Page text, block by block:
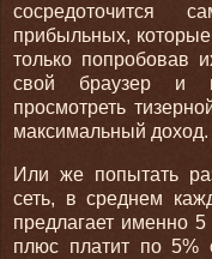
сосредоточится
прибыльных,
только попробовав
свой браузер и
просмотреть
максимальный доход.
Или же попытать
сеть, в среднем
предлагает именно
плюс платит по 5%